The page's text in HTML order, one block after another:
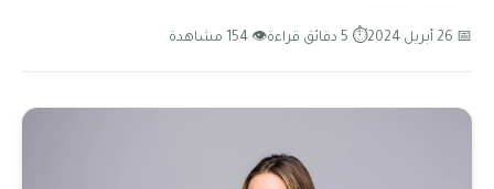
📅 26 أبريل 2024 ⏱ 5 دقائق قراءة 👁 154 مشاهدة